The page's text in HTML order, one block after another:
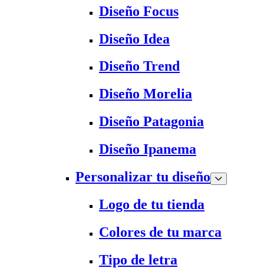
Diseño Focus
Diseño Idea
Diseño Trend
Diseño Morelia
Diseño Patagonia
Diseño Ipanema
Personalizar tu diseño
Logo de tu tienda
Colores de tu marca
Tipo de letra